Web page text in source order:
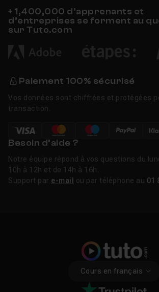
+ 1,400,000 d’apprenants et
d’entreprises se forment au
sur Tuto.com
Paiement 100% sécurisé
Vos données sont chiffrées et protégées
transaction.
Besoin d’aide ?
Notre équipe répond à vos questions du
10h à 12h et de 14h à 16h.
Support par e-mail ou par téléphone au 01
Cours en français